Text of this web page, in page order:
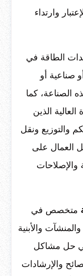
وارتداء
الطاقة في
صناعية أو
الصناعة، كما
الذين
والتوزيع ونقل
العمال على
والإصلاحات
متخصص في
والأبنية
في حل مشاكل
والإرشادات